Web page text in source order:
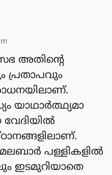
അതിന്റെ
പ്രതാപവും
യാഥാർത്ഥ്യമാ
പള്ളികളിൽ
ഇടമുറിയാതെ